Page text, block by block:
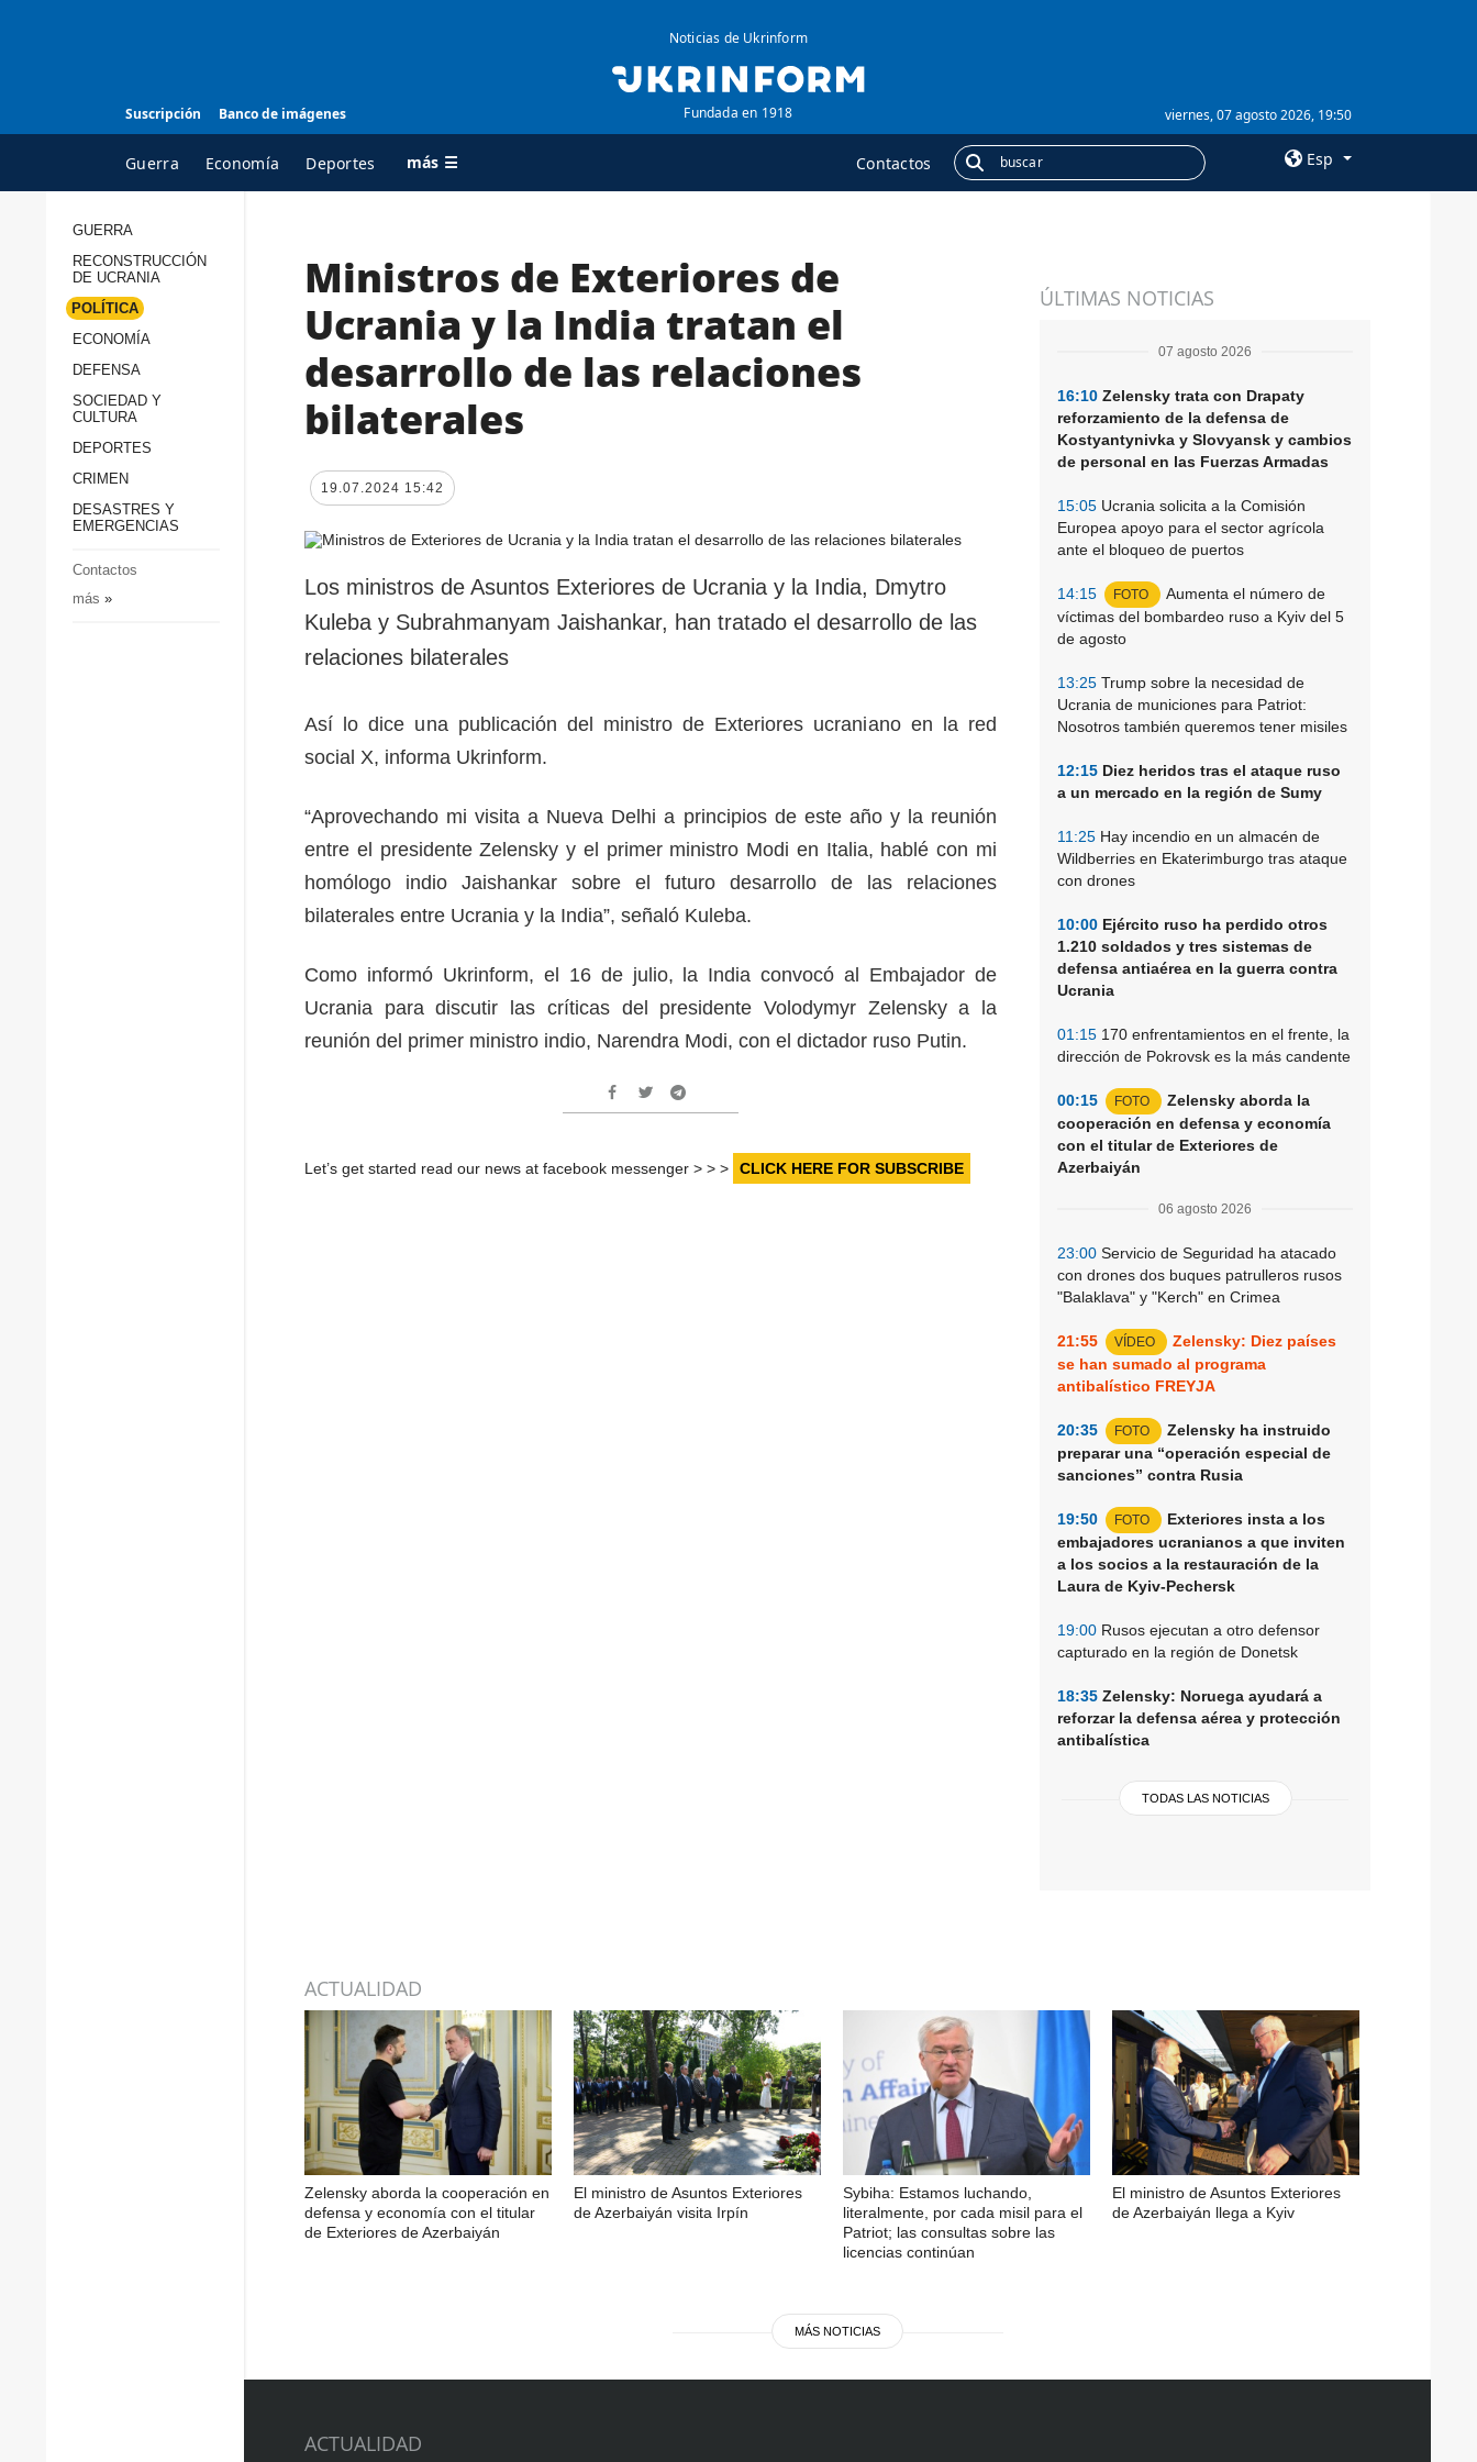
Suscripción Banco de imágenes
Noticias de Ukrinform
Fundada en 1918 viernes, 07 agosto 2026, 19:50
Guerra Economía Deportes más ☰ Contactos Esp
TODAS LAS
Reconstrucción de
Sociedad y Cultura
Desastres y emergencias
AGENCIA
sobre la agencia
contacto
condiciones de
servicios
ADICIONAL
Podcasts
Publicaciones
Entrevistas
Suscripción
GUERRA
RECONSTRUCCIÓN
DE UCRANIA
POLÍTICA
ECONOMÍA
DEFENSA
SOCIEDAD Y
CULTURA
DEPORTES
CRIMEN
DESASTRES Y
EMERGENCIAS
Contactos
más »
ÚLTIMAS NOTICIAS
07 agosto 2026
16:10 Zelensky trata con Drapaty
reforzamiento de la defensa de
Kostyantynivka y Slovyansk y cambios
de personal en las Fuerzas Armadas
15:05 Ucrania solicita a la Comisión
Europea apoyo para el sector agrícola
ante el bloqueo de puertos
14:15 FOTO
Aumenta el número de
víctimas del bombardeo ruso a Kyiv del 5
de agosto
13:25 Trump sobre la necesidad de
Ucrania de municiones para Patriot:
Nosotros también queremos tener misiles
12:15 Diez heridos tras el ataque ruso
a un mercado en la región de Sumy
11:25 Hay incendio en un almacén de
Wildberries en Ekaterimburgo tras ataque
con drones
10:00 Ejército ruso ha perdido otros
1.210 soldados y tres sistemas de
defensa antiaérea en la guerra contra
Ucrania
01:15 170 enfrentamientos en el frente, la
dirección de Pokrovsk es la más candente
00:15 FOTO
Zelensky aborda la
cooperación en defensa y economía
con el titular de Exteriores de
Azerbaiyán
06 agosto 2026
23:00 Servicio de Seguridad ha atacado
con drones dos buques patrulleros rusos
"Balaklava" y "Kerch" en Crimea
21:55 VÍDEO
Zelensky: Diez países
se han sumado al programa
antibalístico FREYJA
20:35 FOTO
Zelensky ha instruido
preparar una “operación especial de
sanciones” contra Rusia
19:50 FOTO
Exteriores insta a los
embajadores ucranianos a que inviten
a los socios a la restauración de la
Laura de Kyiv-Pechersk
19:00 Rusos ejecutan a otro defensor
capturado en la región de Donetsk
18:35 Zelensky: Noruega ayudará a
reforzar la defensa aérea y protección
antibalística
TODAS LAS NOTICIAS
Ministros de Exteriores de
Ucrania y la India tratan el
desarrollo de las relaciones
bilaterales
19.07.2024 15:42
Los ministros de Asuntos Exteriores de Ucrania y la India, Dmytro
Kuleba y Subrahmanyam Jaishankar, han tratado el desarrollo de las
relaciones bilaterales
Así lo dice una publicación del ministro de Exteriores ucraniano en la red
social X, informa Ukrinform.
“Aprovechando mi visita a Nueva Delhi a principios de este año y la reunión
entre el presidente Zelensky y el primer ministro Modi en Italia, hablé con mi
homólogo indio Jaishankar sobre el futuro desarrollo de las relaciones
bilaterales entre Ucrania y la India”, señaló Kuleba.
Como informó Ukrinform, el 16 de julio, la India convocó al Embajador de
Ucrania para discutir las críticas del presidente Volodymyr Zelensky a la
reunión del primer ministro indio, Narendra Modi, con el dictador ruso Putin.
Let’s get started read our news at facebook messenger > > > CLICK HERE FOR SUBSCRIBE
ACTUALIDAD
Zelensky aborda la cooperación en
defensa y economía con el titular
de Exteriores de Azerbaiyán
El ministro de Asuntos Exteriores
de Azerbaiyán visita Irpín
Sybiha: Estamos luchando,
literalmente, por cada misil para el
Patriot; las consultas sobre las
licencias continúan
El ministro de Asuntos Exteriores
de Azerbaiyán llega a Kyiv
MÁS NOTICIAS
ACTUALIDAD